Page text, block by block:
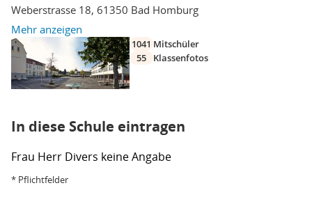
Weberstrasse 18, 61350 Bad Homburg
Mehr anzeigen
1041 Mitschüler
55
Klassenfotos
In diese Schule eintragen
Frau Herr Divers keine Angabe
* Pflichtfelder